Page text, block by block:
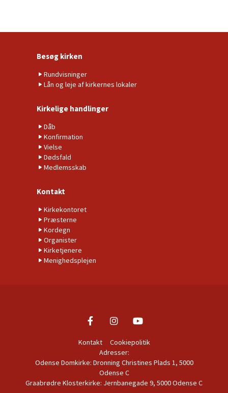
Besøg kirken
Rundvisninger
Lån og leje af kirkernes lokaler
Kirkelige handlinger
Dåb
Konfirmation
Vielse
Dødsfald
Medlemsskab
Kontakt
Kirkekontoret
Præsterne
Kordegn
Organister
Kirketjenere
Menighedsplejen
Kontakt
Cookiepolitik
Adresser:
Odense Domkirke: Dronning Christines Plads 1, 5000
Odense C
Graabrødre Klosterkirke: Jernbanegade 9, 5000 Odense C